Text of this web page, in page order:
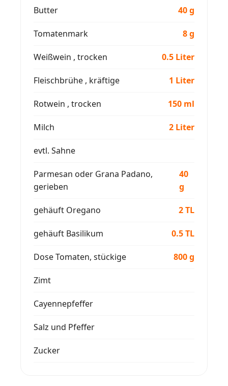
Butter 40 g
Tomatenmark 8 g
Weißwein , trocken 0.5 Liter
Fleischbrühe , kräftige 1 Liter
Rotwein , trocken 150 ml
Milch 2 Liter
evtl. Sahne
Parmesan oder Grana Padano,
gerieben
40
g
gehäuft Oregano 2 TL
gehäuft Basilikum 0.5 TL
Dose Tomaten, stückige 800 g
Zimt
Cayennepfeffer
Salz und Pfeffer
Zucker